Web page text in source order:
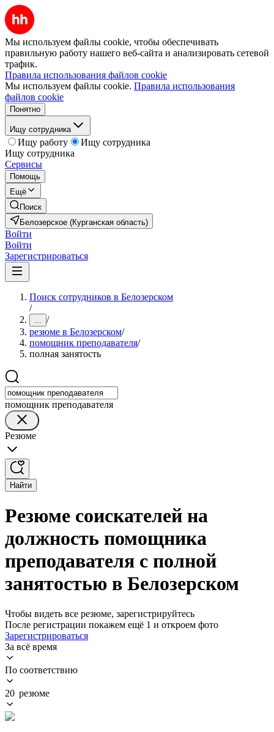
Мы используем файлы cookie, чтобы обеспечивать
правильную работу нашего веб-сайта и анализировать сетевой
трафик.
Правила использования файлов cookie
Мы используем файлы cookie. Правила использования
файлов cookie
Понятно
Ищу сотрудника
Ищу работу
Ищу сотрудника
Ищу сотрудника
Сервисы
Помощь
Ещё
Поиск
Белозерское (Курганская область)
Войти
Войти
Зарегистрироваться
Поиск сотрудников в Белозерском
/
... /
резюме в Белозерском/
помощник преподавателя/
полная занятость
помощник преподавателя
Резюме
Найти
Резюме соискателей на
должность помощника
преподавателя с полной
занятостью в Белозерском
Чтобы видеть все резюме, зарегистрируйтесь
После регистрации покажем ещё 1 и откроем фото
Зарегистрироваться
За всё время
По соответствию
20 резюме